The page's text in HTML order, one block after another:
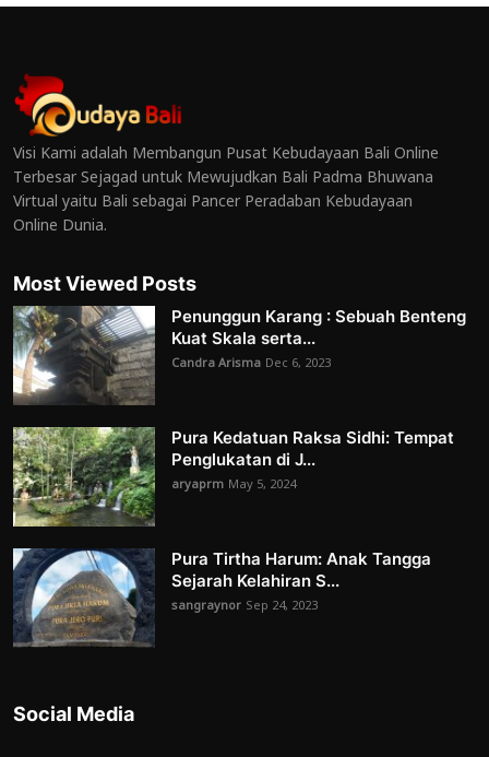
Visi Kami adalah Membangun Pusat Kebudayaan Bali Online
Terbesar Sejagad untuk Mewujudkan Bali Padma Bhuwana
Virtual yaitu Bali sebagai Pancer Peradaban Kebudayaan
Online Dunia.
Most Viewed Posts
Penunggun Karang : Sebuah Benteng
Kuat Skala serta...
Candra Arisma Dec 6, 2023
Pura Kedatuan Raksa Sidhi: Tempat
Penglukatan di J...
aryaprm May 5, 2024
Pura Tirtha Harum: Anak Tangga
Sejarah Kelahiran S...
sangraynor Sep 24, 2023
Social Media